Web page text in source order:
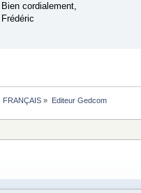
Bien cordialement,
Frédéric
FRANÇAIS » Editeur Gedcom